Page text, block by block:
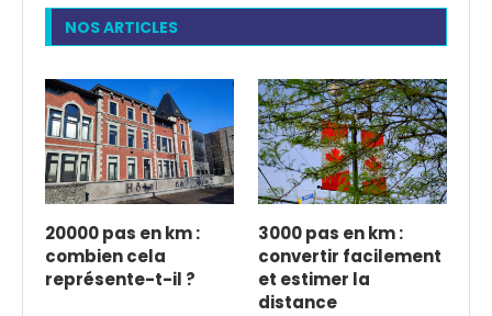
NOS ARTICLES
20000 pas en km :
combien cela
représente-t-il ?
3000 pas en km :
convertir facilement
et estimer la
distance